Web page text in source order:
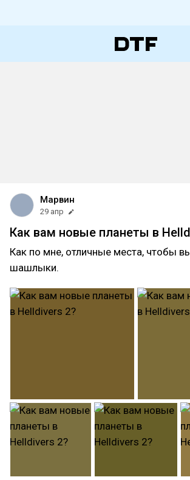
Марвин
29 апр
Как вам новые планеты в
Как по мне, отличные места, чтобы
шашлыки.